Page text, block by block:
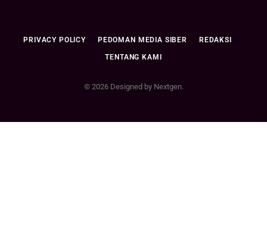
PRIVACY POLICY PEDOMAN MEDIA SIBER REDAKSI
TENTANG KAMI
© 2026 Designed by Nextgen.